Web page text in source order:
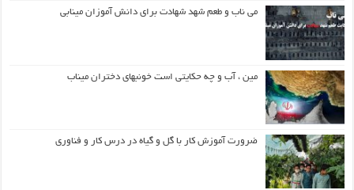
می ناب و طعم شهد شهادت برای دانش آموزان مینابی
مین ، آب و چه حکایتی است خونبهای دختران میناب
ضرورت آموزش کار با گل و گیاه در درس کار و فناوری